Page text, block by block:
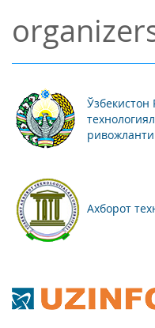
Ўзбекистон
Ахборот